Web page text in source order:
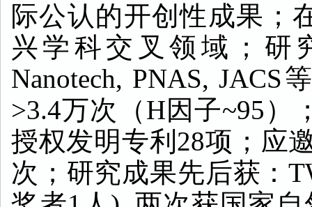
际公认的开创性成果；
兴学科交叉领域；研
Nanotech, PNAS, JACS
>3.4万次（H因子~95 ）
授权发明专利 28项；应
次；研究成果先后获：